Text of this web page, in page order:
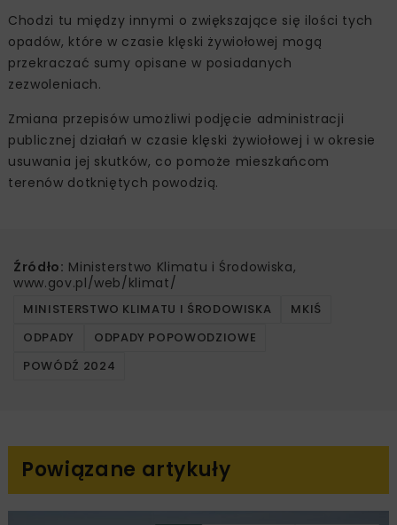
Chodzi tu między innymi o zwiększające się ilości tych
opadów, które w czasie klęski żywiołowej mogą
przekraczać sumy opisane w posiadanych
zezwoleniach.
Zmiana przepisów umożliwi podjęcie administracji
publicznej działań w czasie klęski żywiołowej i w okresie
usuwania jej skutków, co pomoże mieszkańcom
terenów dotkniętych powodzią.
Źródło: Ministerstwo Klimatu i Środowiska,
www.gov.pl/web/klimat/
MINISTERSTWO KLIMATU I ŚRODOWISKA
MKIŚ
ODPADY
ODPADY POPOWODZIOWE
POWÓDŹ 2024
Powiązane artykuły